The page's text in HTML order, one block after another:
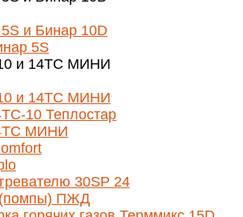
и Бинар 10D
5S
и 14ТС МИНИ
и 14ТС МИНИ
10 Теплостар
МИНИ
30SP 24
(помпы) ПЖД